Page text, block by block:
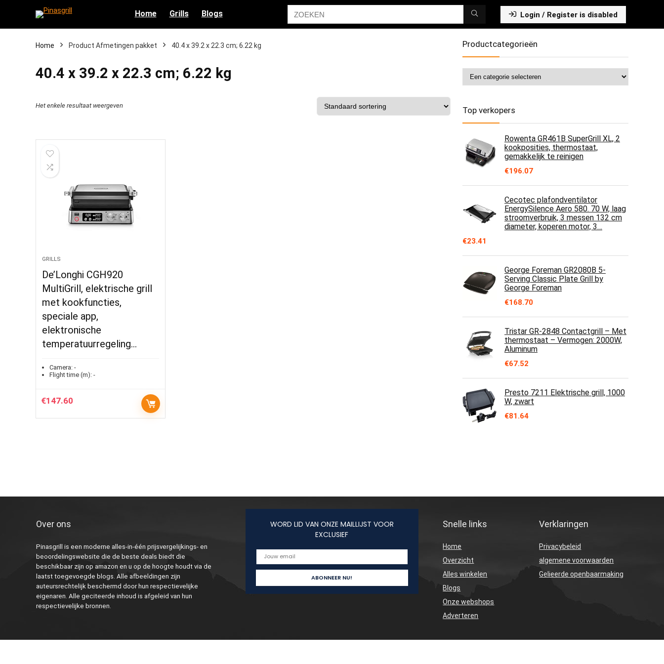
Home Grills Blogs Login / Register is disabled
Home Product Afmetingen pakket ‎40.4 x 39.2 x 22.3 cm; 6.22 kg
‎40.4 x 39.2 x 22.3 cm; 6.22 kg
Het enkele resultaat weergeven
GRILLS
De’Longhi CGH920
MultiGrill, elektrische grill
met kookfuncties,
speciale app,
elektronische
temperatuurregeling…
Camera: -
Flight time (m): -
€147.60
Productcategorieën
Top verkopers
Rowenta GR461B SuperGrill XL, 2
kookposities, thermostaat,
gemakkelijk te reinigen
€196.07
Cecotec plafondventilator
EnergySilence Aero 580. 70 W, laag
stroomverbruik, 3 messen 132 cm
diameter, koperen motor, 3…
€23.41
George Foreman GR2080B 5-
Serving Classic Plate Grill by
George Foreman
€168.70
Tristar GR-2848 Contactgrill – Met
thermostaat – Vermogen: 2000W,
Aluminum
€67.52
Presto 7211 Elektrische grill, 1000
W, zwart
€81.64
Over ons
Pinasgrill is een moderne alles-in-één prijsvergelijkings- en
beoordelingswebsite die de beste deals biedt die
beschikbaar zijn op amazon en u op de hoogte houdt via de
laatst toegevoegde blogs. Alle afbeeldingen zijn
auteursrechtelijk beschermd door hun respectievelijke
eigenaren. Alle geciteerde inhoud is afgeleid van hun
respectievelijke bronnen.
WORD LID VAN ONZE MAILLIJST VOOR
EXCLUSIEF
Snelle links
Home
Overzicht
Alles winkelen
Blogs
Onze webshops
Adverteren
Verklaringen
Privacybeleid
algemene voorwaarden
Gelieerde openbaarmaking